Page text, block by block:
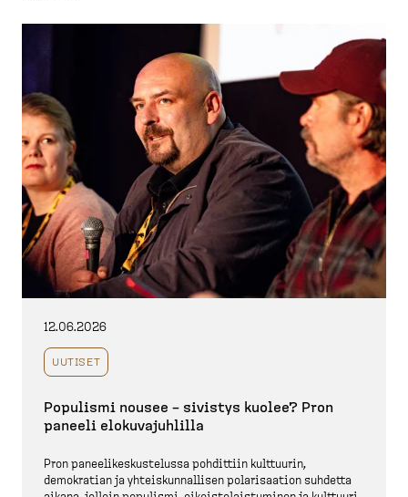
12.06.2026
UUTISET
Populismi nousee – sivistys kuolee? Pron
paneeli elokuva­juhlilla
Pron paneeli­kes­kus­telussa pohdittiin kulttuurin,
demokratian ja yhteis­kun­nallisen polari­saation suhdetta